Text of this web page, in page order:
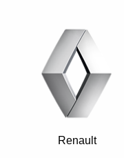
Renault